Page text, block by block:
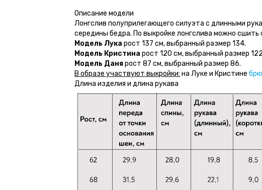
Описание модели
Лонгслив полуприлегающего силуэта с длинными
середины бедра. По выкройке лонгслива можно
Модель Лука рост 137 см, выбранный размер 134.
Модель Кристина рост 120 см, выбранный размер
Модель Данярост 87 см, выбранный размер 86.
В образе участвуют выкройки: на Луке и Кристине
Длина изделия и длина рукава